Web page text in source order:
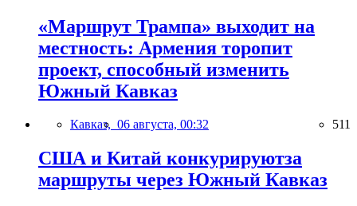
«Маршрут Трампа» выходит на
местность: Армения торопит
проект, способный изменить
Южный Кавказ
Кавказ, 06 августа, 00:32 511
США и Китай конкурируютза
маршруты через Южный Кавказ